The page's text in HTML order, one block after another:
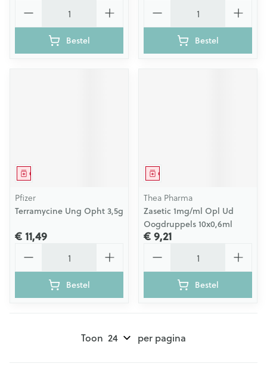
Bestel Bestel
Geneesmiddel
Pfizer
Terramycine Ung Opht 3,5g
€ 11,49
Bestel
Geneesmiddel
Thea Pharma
Zasetic 1mg/ml Opl Ud
Oogdruppels 10x0,6ml
€ 9,21
Bestel
Toon per pagina